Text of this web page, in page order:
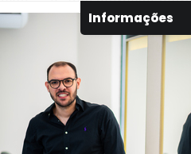
Informações